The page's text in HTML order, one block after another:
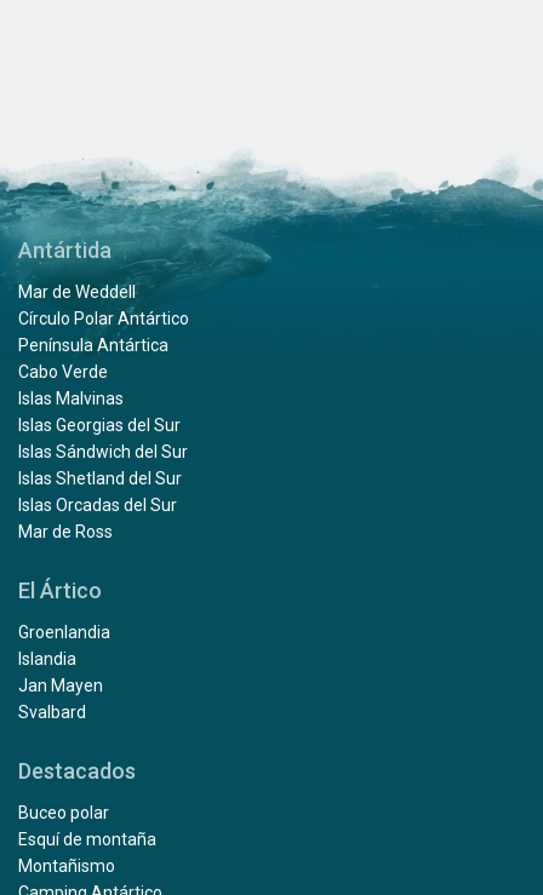
Antártida
Mar de Weddell
Círculo Polar Antártico
Península Antártica
Cabo Verde
Islas Malvinas
Islas Georgias del Sur
Islas Sándwich del Sur
Islas Shetland del Sur
Islas Orcadas del Sur
Mar de Ross
El Ártico
Groenlandia
Islandia
Jan Mayen
Svalbard
Destacados
Buceo polar
Esquí de montaña
Montañismo